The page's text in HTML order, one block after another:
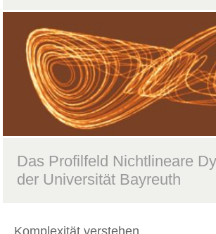
Das Profilfeld Nichtlineare
der Universität Bayreuth
Komplexität verstehen